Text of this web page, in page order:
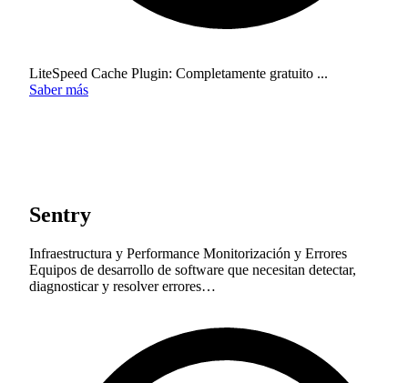
LiteSpeed Cache Plugin: Completamente gratuito ...
Saber más
Sentry
Infraestructura y Performance Monitorización y Errores
Equipos de desarrollo de software que necesitan detectar,
diagnosticar y resolver errores…